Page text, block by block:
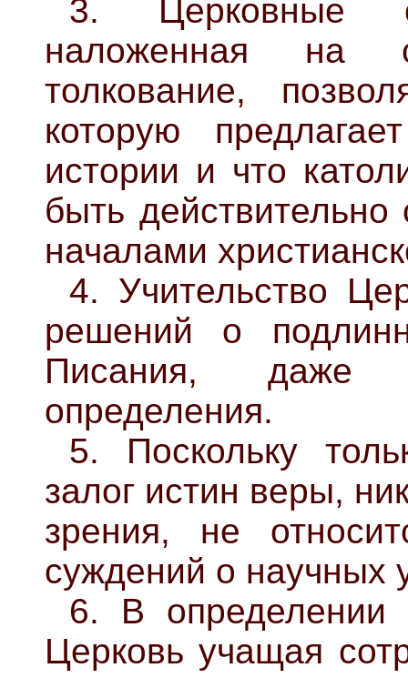
3. Церковные
наложенная на
толкование,
которую
истории и что
быть
началами
4. Учительство
решений о
Писания, даже
определения.
5. Поскольку
залог истин веры,
зрения, не
суждений о научных
6. В определении
Церковь учащая